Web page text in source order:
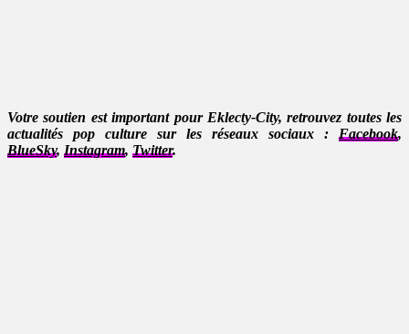
Votre soutien est important pour Eklecty-City, retrouvez toutes les
actualités pop culture sur les réseaux sociaux : Facebook,
BlueSky, Instagram, Twitter.